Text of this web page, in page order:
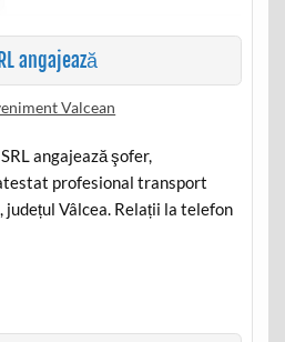
angajează
Valcean
angajează şofer,
profesional transport
județul Vâlcea. Relații la telefon